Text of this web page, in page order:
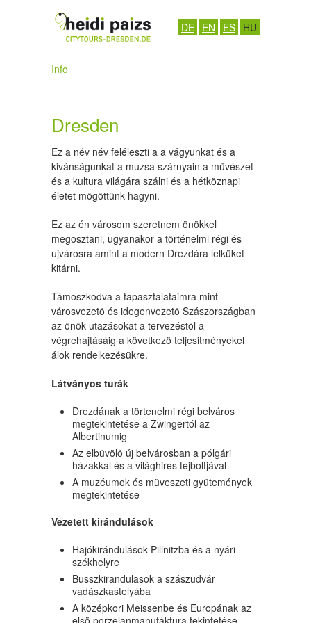
DE EN ES HU
Info
Dresden
Ez a név név feléleszti a a vágyunkat és a
kivánságunkat a muzsa szárnyain a müvészet
és a kultura világára szálni és a hétköznapi
életet mögöttünk hagyni.
Ez az én városom szeretnem önökkel
megosztani, ugyanakor a történelmi régi és
ujvárosra amint a modern Drezdára lelküket
kitárni.
Támoszkodva a tapasztalataimra mint
városvezetö és idegenvezetö Szászországban
az önök utazásokat a tervezéstöl a
végrehajtásáig a következö teljesitményekel
álok rendelkezésükre.
Látványos turák
Drezdának a törtenelmi régi belváros
megtekintetése a Zwingertól az
Albertinumig
Az elbüvölö új belvárosban a pólgári
házakkal és a világhires tejboltjával
A muzéumok és müveszeti gyütemények
megtekintetése
Vezetett kirándulások
Hajókirándulások Pillnitzba és a nyári
székhelyre
Busszkirandulasok a szászudvár
vadászkastelyába
A középkori Meissenbe és Europának az